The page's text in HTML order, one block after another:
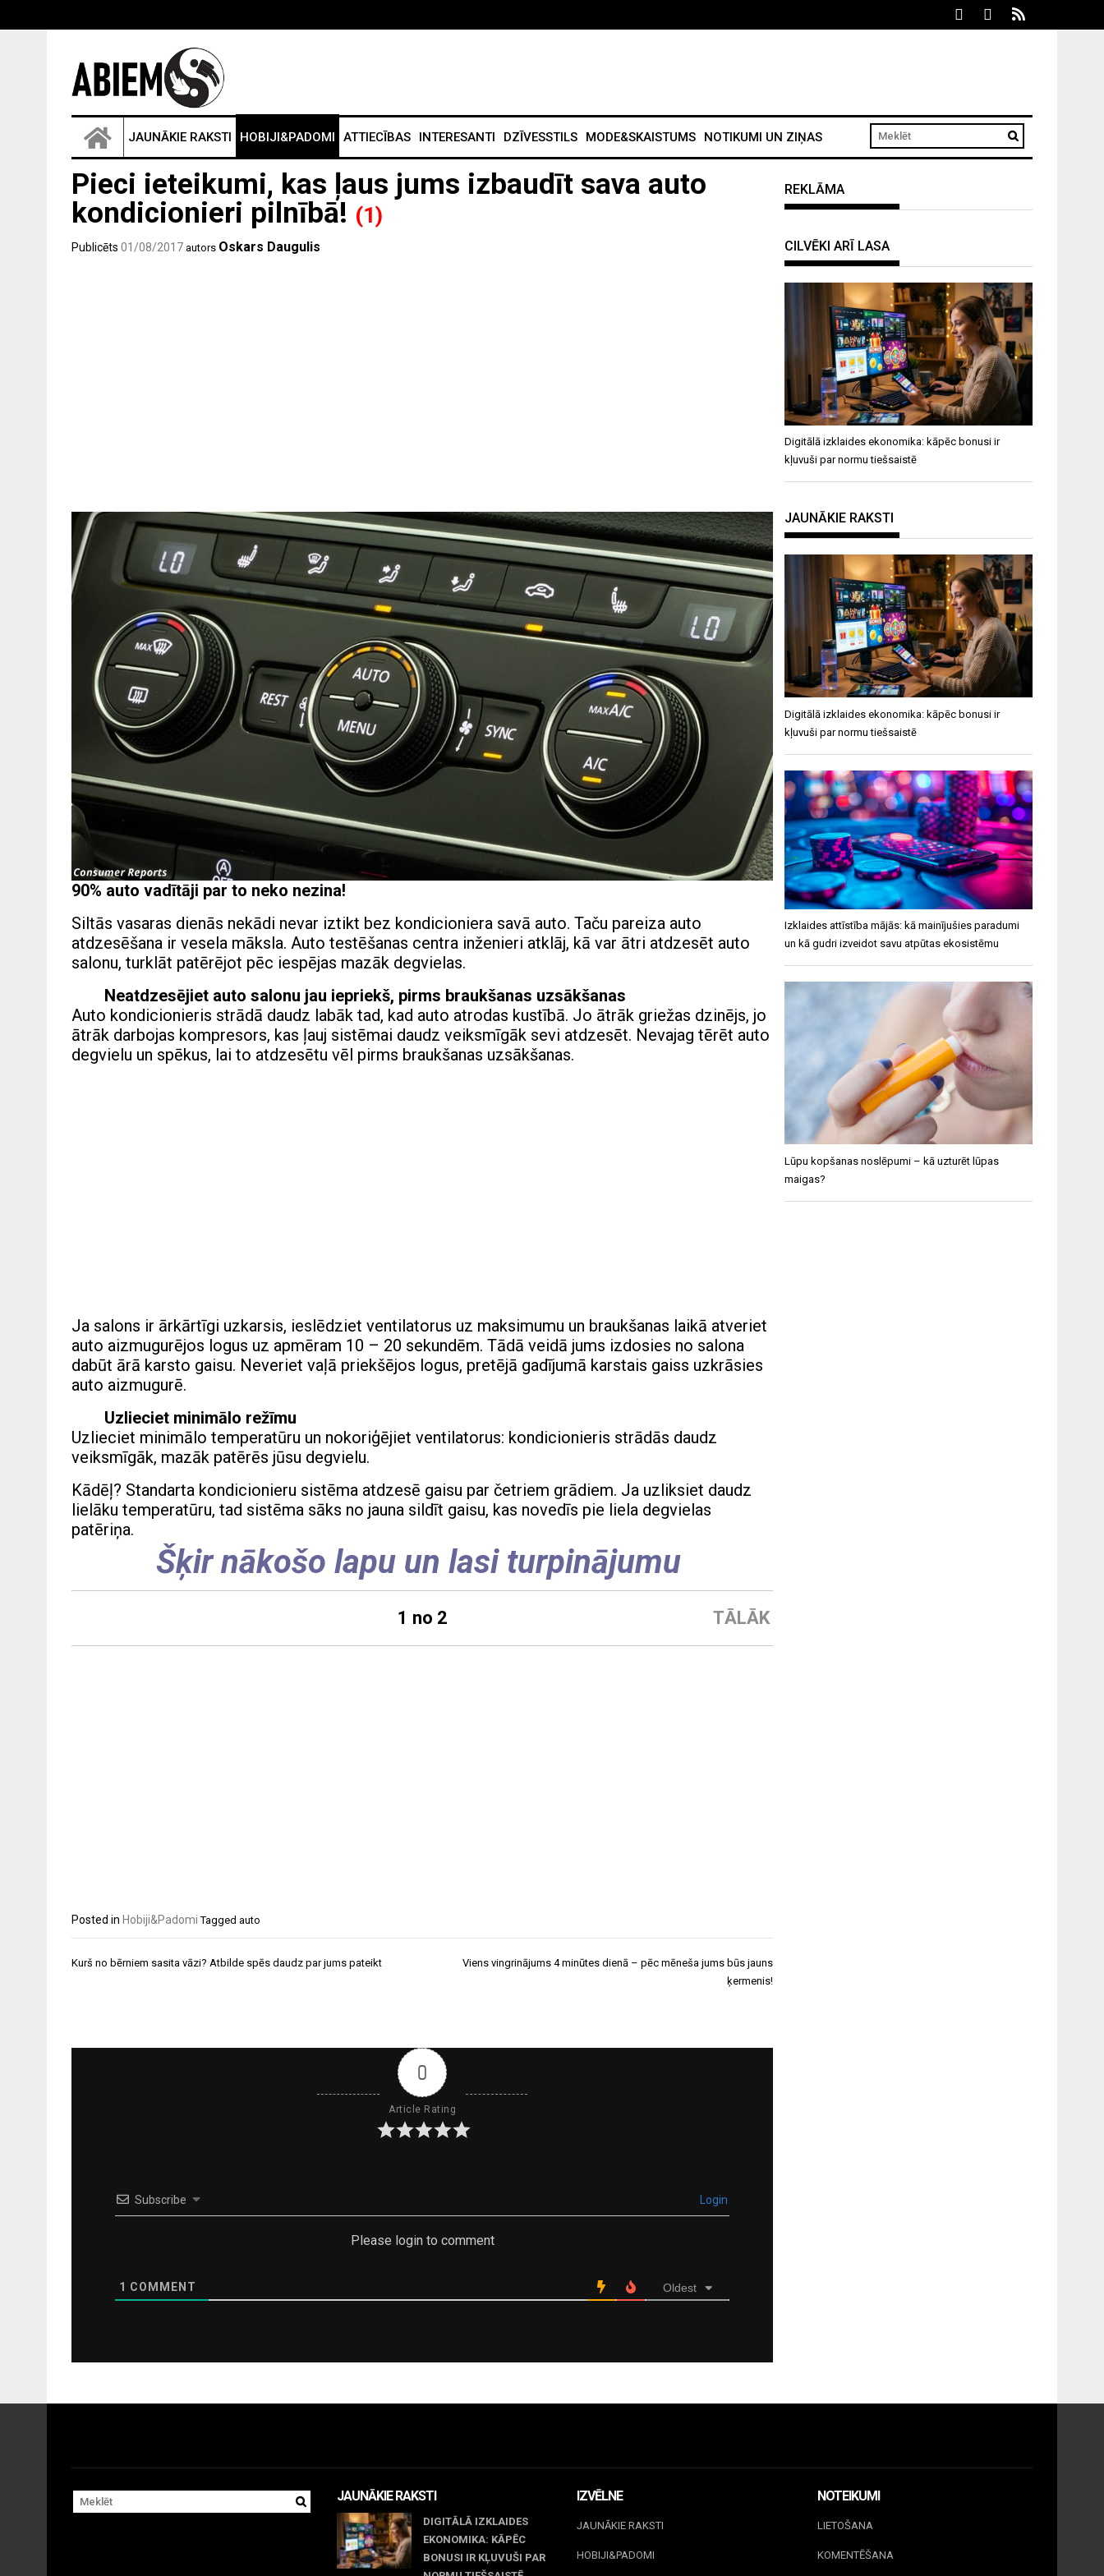
JAUNĀKIE RAKSTI HOBIJI&PADOMI ATTIECĪBAS INTERESANTI DZĪVESSTILS MODE&SKAISTUMS NOTIKUMI UN ZIŅAS
Pieci ieteikumi, kas ļaus jums izbaudīt sava auto
kondicionieri pilnībā! (1)
Publicēts 01/08/2017 autors Oskars Daugulis
90% auto vadītāji par to neko nezina!
Siltās vasaras dienās nekādi nevar iztikt bez kondicioniera savā auto. Taču pareiza auto
atdzesēšana ir vesela māksla. Auto testēšanas centra inženieri atklāj, kā var ātri atdzesēt auto
salonu, turklāt patērējot pēc iespējas mazāk degvielas.
Neatdzesējiet auto salonu jau iepriekš, pirms braukšanas uzsākšanas
Auto kondicionieris strādā daudz labāk tad, kad auto atrodas kustībā. Jo ātrāk griežas dzinējs, jo
ātrāk darbojas kompresors, kas ļauj sistēmai daudz veiksmīgāk sevi atdzesēt. Nevajag tērēt auto
degvielu un spēkus, lai to atdzesētu vēl pirms braukšanas uzsākšanas.
Ja salons ir ārkārtīgi uzkarsis, ieslēdziet ventilatorus uz maksimumu un braukšanas laikā atveriet
auto aizmugurējos logus uz apmēram 10 – 20 sekundēm. Tādā veidā jums izdosies no salona
dabūt ārā karsto gaisu. Neveriet vaļā priekšējos logus, pretējā gadījumā karstais gaiss uzkrāsies
auto aizmugurē.
Uzlieciet minimālo režīmu
Uzlieciet minimālo temperatūru un nokoriģējiet ventilatorus: kondicionieris strādās daudz
veiksmīgāk, mazāk patērēs jūsu degvielu.
Kādēļ? Standarta kondicionieru sistēma atdzesē gaisu par četriem grādiem. Ja uzliksiet daudz
lielāku temperatūru, tad sistēma sāks no jauna sildīt gaisu, kas novedīs pie liela degvielas
patēriņa.
Šķir nākošo lapu un lasi turpinājumu
TĀLĀK
1 no 2
Posted in Hobiji&Padomi Tagged auto
Ziņu
Kurš no bērniem sasita vāzi? Atbilde spēs daudz par jums pateikt
Viens vingrinājums 4 minūtes dienā – pēc mēneša jums būs jauns
ķermenis!
0
Article Rating
Subscribe Login
Please login to comment
1 COMMENT Oldest
REKLĀMA
CILVĒKI ARĪ LASA
Digitālā izklaides ekonomika: kāpēc bonusi ir
kļuvuši par normu tiešsaistē
JAUNĀKIE RAKSTI
Digitālā izklaides ekonomika: kāpēc bonusi ir
kļuvuši par normu tiešsaistē
Izklaides attīstība mājās: kā mainījušies paradumi
un kā gudri izveidot savu atpūtas ekosistēmu
Lūpu kopšanas noslēpumi – kā uzturēt lūpas
maigas?
JAUNĀKIE RAKSTI
DIGITĀLĀ IZKLAIDES
EKONOMIKA: KĀPĒC
BONUSI IR KĻUVUŠI PAR
IZVĒLNE
JAUNĀKIE RAKSTI
HOBIJI&PADOMI
NOTEIKUMI
LIETOŠANA
KOMENTĒŠANA